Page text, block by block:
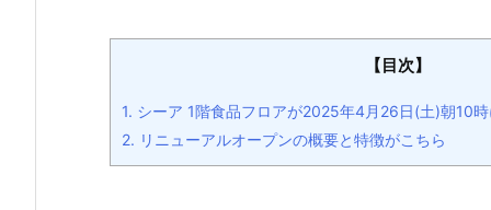
【目次】
1. シーア 1階食品フロアが2025年4月26日(土)朝10
2. リニューアルオープンの概要と特徴がこちら